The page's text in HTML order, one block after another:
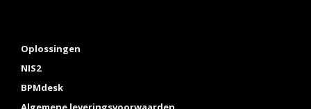
Oplossingen
NIS2
BPMdesk